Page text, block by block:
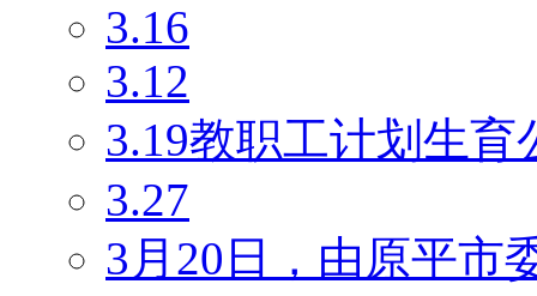
3.16
3.12
3.19教职工计划生育
3.27
3月20日，由原平市